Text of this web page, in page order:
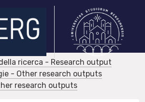
ricerca - Research output
- Other research outputs
research outputs